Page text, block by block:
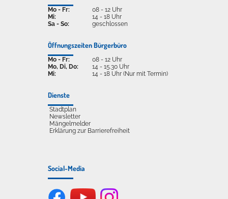
Mo - Fr:
Mi:
Sa - So:
08 - 12 Uhr
14 - 18 Uhr
geschlossen
Öffnungszeiten Bürgerbüro
Mo - Fr:
Mo, Di, Do:
Mi:
08 - 12 Uhr
14 - 15.30 Uhr
14 - 18 Uhr (Nur mit Termin)
Dienste
Stadtplan
Newsletter
Mängelmelder
Erklärung zur Barrierefreiheit
Social-Media